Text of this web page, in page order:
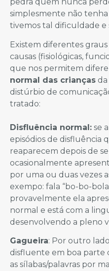
pedra quem nunca
simplesmente não tenha
tivemos tal dificuldade e
Existem diferentes
causas (fisiológicas,
que nos permitem
normal das crianças da
distúrbio de
tratado:
Disfluência normal: se
episódios de disfluência
reaparecem depois de
ocasionalmente
por uma ou duas vezes
exempo: fala “bo-bo-
provavelmente ela
normal e está com a
desenvolvendo a pleno
Gagueira: Por outro
disfluente em boa parte
as sílabas/palavras por